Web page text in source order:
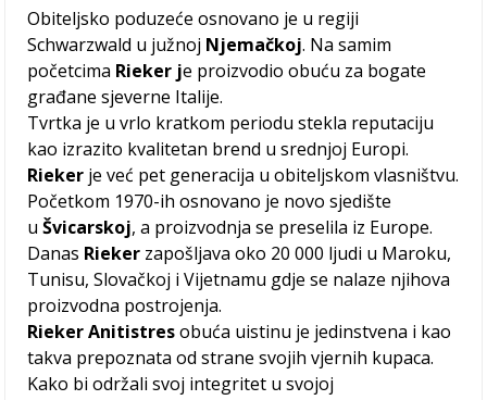
Obiteljsko poduzeće osnovano je u regiji
Schwarzwald u južnoj Njemačkoj. Na samim
početcima Rieker je proizvodio obuću za bogate
građane sjeverne Italije.
Tvrtka je u vrlo kratkom periodu stekla reputaciju
kao izrazito kvalitetan brend u srednjoj Europi.
Rieker je već pet generacija u obiteljskom vlasništvu.
Početkom 1970-ih osnovano je novo sjedište
uŠvicarskoj, a proizvodnja se preselila iz Europe.
Danas Rieker zapošljava oko 20 000 ljudi u Maroku,
Tunisu, Slovačkoj i Vijetnamu gdje se nalaze njihova
proizvodna postrojenja.
Rieker Anitistresobuća uistinu je jedinstvena i kao
takva prepoznata od strane svojih vjernih kupaca.
Kako bi održali svoj integritet u svojoj